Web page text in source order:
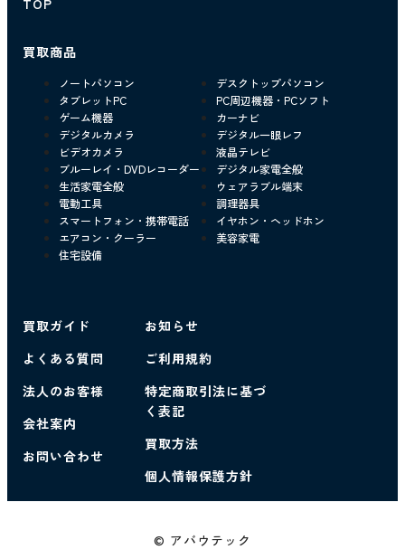
買取商品
ノートパソコン
デスクトップパソコン
タブレットPC
PC周辺機器・PCソフト
ゲーム機器
カーナビ
デジタルカメラ
デジタル一眼レフ
ビデオカメラ
液晶テレビ
ブルーレイ・DVDレコーダー
デジタル家電全般
生活家電全般
ウェアラブル端末
電動工具
調理器具
スマートフォン・携帯電話
イヤホン・ヘッドホン
エアコン・クーラー
美容家電
住宅設備
買取ガイド
よくある質問
法人のお客様
会社案内
お問い合わせ
お知らせ
ご利用規約
特定商取引法に基づ
く表記
買取方法
個人情報保護方針
© アバウテック